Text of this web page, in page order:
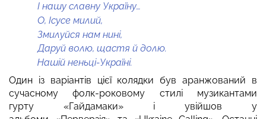
І нашу славну Україну…
О, Ісусе милий,
Змилуйся нам нині,
Даруй волю, щастя й долю.
Нашій неньці-Україні.
Один із варіантів цієї колядки був аранжований в
сучасному фолк-роковому стилі музикантами
гурту «Гайдамаки» і увійшов у